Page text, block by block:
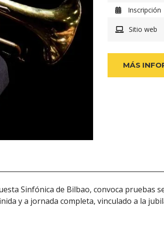
Inscripción
Sitio web
MÁS
Sinfónica de Bilbao, convoca
y a jornada completa, vinculado a la